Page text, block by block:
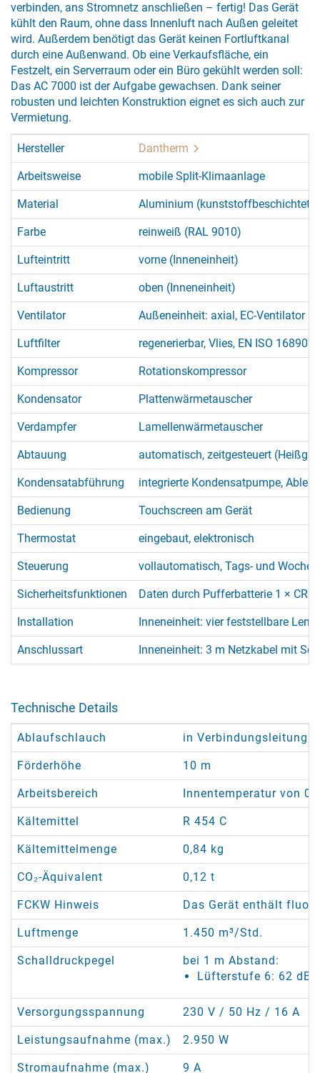
verbinden, ans Stromnetz anschließen – fertig! Das Gerät
kühlt den Raum, ohne dass Innenluft nach Außen geleitet
wird. Außerdem benötigt das Gerät keinen Fortluftkanal
durch eine Außenwand. Ob eine Verkaufsfläche, ein
Festzelt, ein Serverraum oder ein Büro gekühlt werden soll:
Das AC 7000 ist der Aufgabe gewachsen. Dank seiner
robusten und leichten Konstruktion eignet es sich auch zur
Vermietung.
Hersteller Dantherm
Arbeitsweise mobile Split-Klimaanlage
Material Aluminium (kunststoffbeschichtet)
Farbe reinweiß (RAL 9010)
Lufteintritt vorne (Inneneinheit)
Luftaustritt oben (Inneneinheit)
Ventilator Außeneinheit: axial, EC-Ventilator
Luftfilter regenerierbar, Vlies, EN ISO 16890:
Kompressor Rotationskompressor
Kondensator Plattenwärmetauscher
Verdampfer Lamellenwärmetauscher
Abtauung automatisch, zeitgesteuert
Kondensatabführung integrierte Kondensatpumpe,
Bedienung Touchscreen am Gerät
Thermostat eingebaut, elektronisch
Steuerung vollautomatisch, Tags- und
Sicherheitsfunktionen Daten durch Pufferbatterie 1 ×
Installation Inneneinheit: vier feststellbare
Anschlussart Inneneinheit: 3 m Netzkabel mit
Technische Details
Ablaufschlauch in Verbindungsleitung
Förderhöhe 10 m
Arbeitsbereich Innentemperatur von 0
Kältemittel R 454 C
Kältemittelmenge 0,84 kg
CO₂-Äquivalent 0,12 t
FCKW Hinweis Das Gerät enthält
Luftmenge 1.450 m³/Std.
Schalldruckpegel
bei 1 m Abstand:
Lüfterstufe 6: 62
Versorgungsspannung 230 V / 50 Hz / 16 A
Leistungsaufnahme (max.) 2.950 W
Stromaufnahme (max.) 9 A